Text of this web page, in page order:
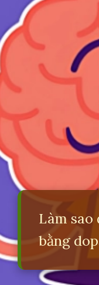
Làm sao
bằng